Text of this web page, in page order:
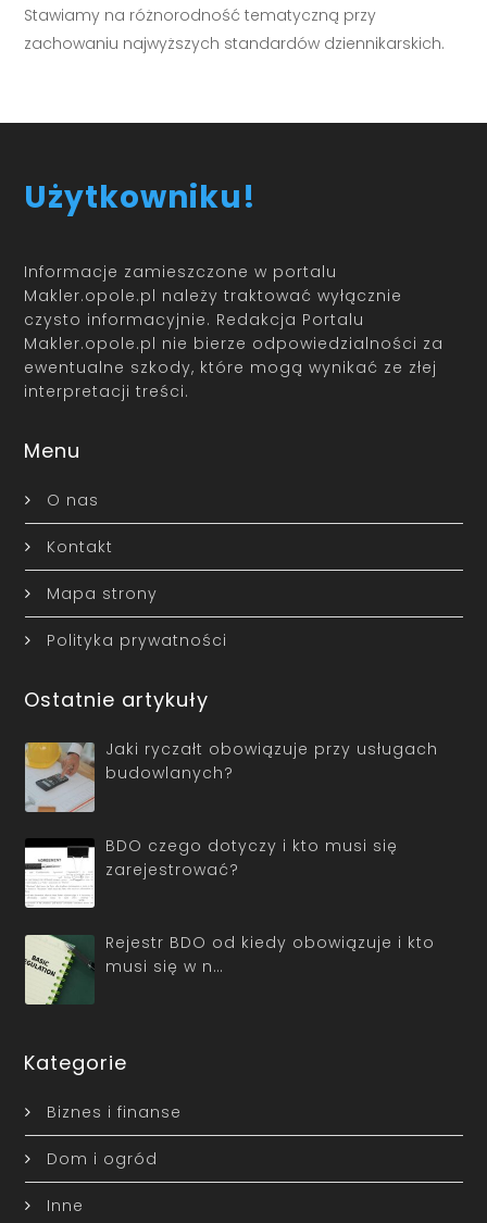
Stawiamy na różnorodność tematyczną przy
zachowaniu najwyższych standardów dziennikarskich.
Użytkowniku!
Informacje zamieszczone w portalu
Makler.opole.pl należy traktować wyłącznie
czysto informacyjnie. Redakcja Portalu
Makler.opole.pl nie bierze odpowiedzialności za
ewentualne szkody, które mogą wynikać ze złej
interpretacji treści.
Menu
O nas
Kontakt
Mapa strony
Polityka prywatności
Ostatnie artykuły
Jaki ryczałt obowiązuje przy usługach
budowlanych?
BDO czego dotyczy i kto musi się
zarejestrować?
Rejestr BDO od kiedy obowiązuje i kto
musi się w n…
Kategorie
Biznes i finanse
Dom i ogród
Inne